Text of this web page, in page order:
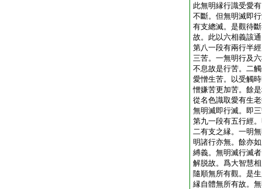
此無明縁行識受愛
不斷。但無明滅即
有支總滅。是觀待
故。此以六相義該通
第八一段有兩行半
三苦。一無明行及
不息故是行苦。二
愛憎生苦。以受觸
憎嫌苦更加苦。餘
從名色識取愛有生
無明滅即行滅。即
第九一段有五行經
二有支之縁。一明
明諸行亦無。餘亦
縛義。無明滅行滅
解脱故。爲大智慧
隨順無所有觀。是
縁自體無所有故。